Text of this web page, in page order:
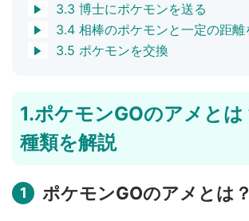
3.3 博士にポケモンを送る
3.4 相棒のポケモンと一定の距離
3.5 ポケモンを交換
1.ポケモンGOのアメと
種類を解説
1 ポケモンGOのアメとは？